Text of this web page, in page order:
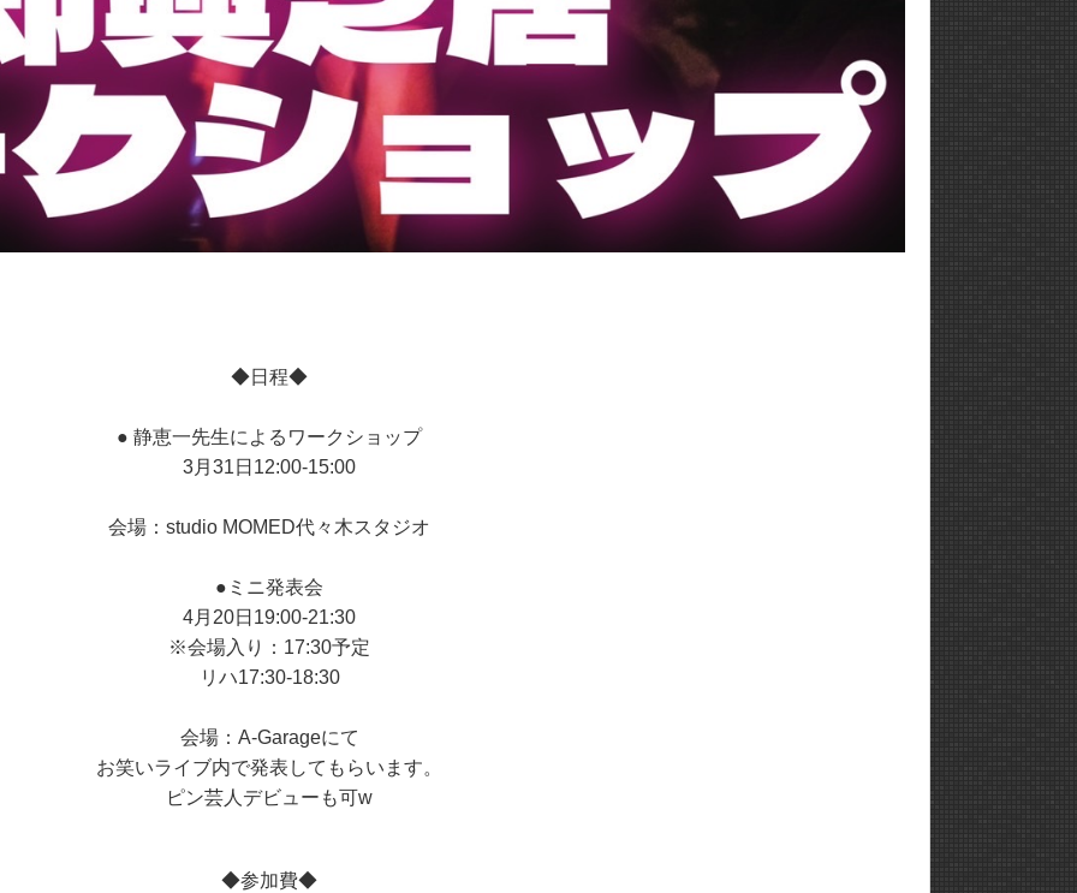
◆日程◆
● 静恵一先生によるワークショップ
3月31日12:00-15:00
会場：studio MOMED代々木スタジオ
●ミニ発表会
4月20日19:00-21:30
※会場入り：17:30予定
リハ17:30-18:30
会場：A-Garageにて
お笑いライブ内で発表してもらいます。
ピン芸人デビューも可w
◆参加費◆